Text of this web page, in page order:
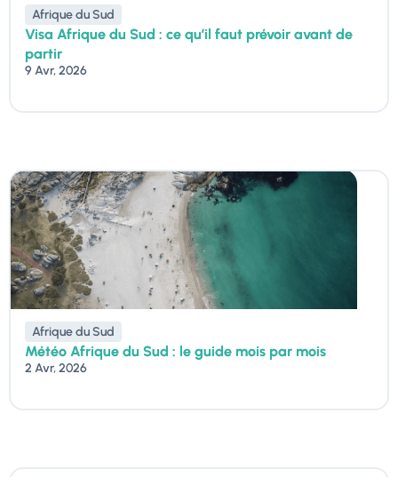
Afrique du Sud
Visa Afrique du Sud : ce qu’il faut prévoir avant de
partir
9 Avr, 2026
Afrique du Sud
Météo Afrique du Sud : le guide mois par mois
2 Avr, 2026